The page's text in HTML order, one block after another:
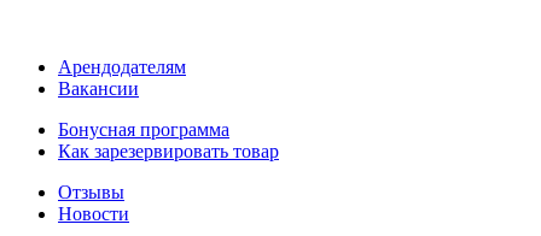
Арендодателям
Вакансии
Бонусная программа
Как зарезервировать товар
Отзывы
Новости